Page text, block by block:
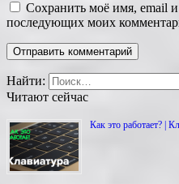
Сохранить моё имя, email и
последующих моих
Найти:
Читают сейчас
Как это работает? |